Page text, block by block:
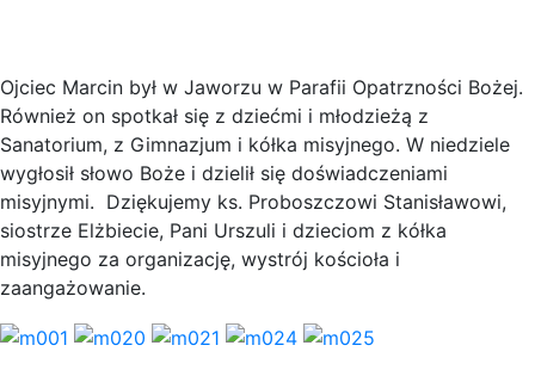
Ojciec Marcin był w Jaworzu w Parafii Opatrzności Bożej.
Również on spotkał się z dziećmi i młodzieżą z
Sanatorium, z Gimnazjum i kółka misyjnego. W niedziele
wygłosił słowo Boże i dzielił się doświadczeniami
misyjnymi. Dziękujemy ks. Proboszczowi Stanisławowi,
siostrze Elżbiecie, Pani Urszuli i dzieciom z kółka
misyjnego za organizację, wystrój kościoła i
zaangażowanie.